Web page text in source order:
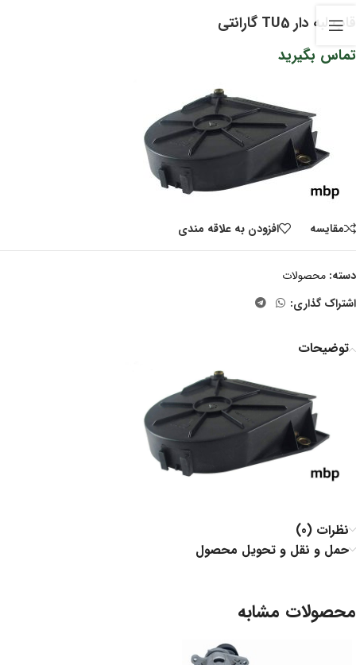
قاب لبه دار TU5 گارانتی
تماس بگیرید
مقايسه افزودن به علاقه مندی
دسته: محصولات
اشتراک گذاری:
توضیحات
نظرات (0)
حمل و نقل و تحویل محصول
محصولات مشابه